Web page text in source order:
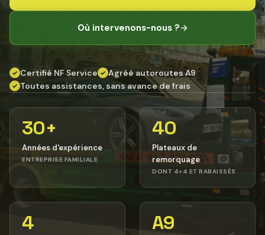
Où intervenons-nous ?→
✓ Certifié NF Service ✓ Agréé autoroutes A9
✓ Toutes assistances, sans avance de frais
30+
Années d'expérience
ENTREPRISE FAMILIALE
40
Plateaux de
remorquage
DONT 4×4 ET RABAISSÉS
4 A9